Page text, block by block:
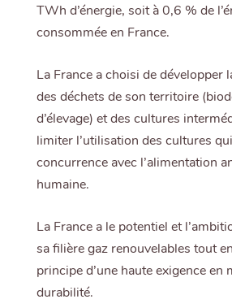
TWh d’énergie, soit à 0,6 % de
consommée en France.
La France a choisi de développer
des déchets de son territoire
d’élevage) et des cultures
limiter l’utilisation des cultures
concurrence avec l’alimentation
humaine.
La France a le potentiel et
sa filière gaz renouvelables tout
principe d’une haute exigence en
durabilité.